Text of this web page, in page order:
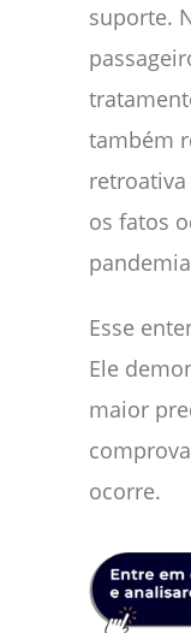
suporte.
também
retroativa
os fatos
Esse
Ele
maior
ocorre.